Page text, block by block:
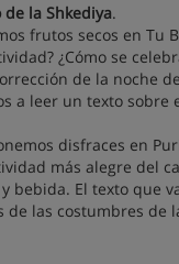
la Shkediya.
frutos secos en Tu
¿Cómo se
de la noche
a leer un texto sobre
disfraces en
más alegre del
bebida. El texto que
de las costumbres de